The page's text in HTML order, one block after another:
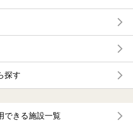
探す
できる施設一覧